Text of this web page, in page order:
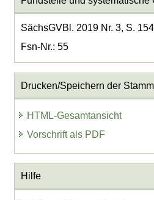
SächsGVBl. 2019 Nr. 3, S. 154
Fsn-Nr.: 55
Drucken/Speichern der
HTML-Gesamtansicht
Vorschrift als PDF
Hilfe